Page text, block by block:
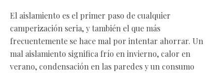
El aislamiento es el primer paso de cualquier
camperización seria, y también el que más
frecuentemente se hace mal por intentar ahorrar. Un
mal aislamiento significa frío en invierno, calor en
verano, condensación en las paredes y un consumo